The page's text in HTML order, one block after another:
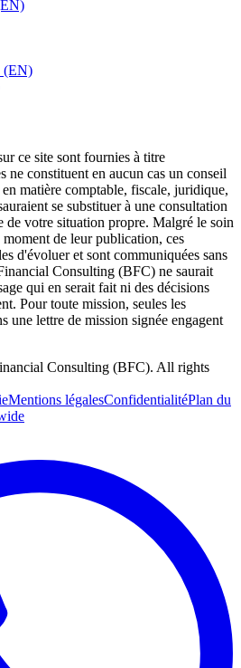
(EN)
ce site sont fournies à titre
ne constituent en aucun cas un conseil
matière comptable, fiscale, juridique,
se substituer à une consultation
de votre situation propre. Malgré le soin
de leur publication, ces
d'évoluer et sont communiquées sans
Consulting (BFC) ne saurait
qui en serait fait ni des décisions
Pour toute mission, seules les
une lettre de mission signée engagent
Consulting (BFC). All rights
Mentions légalesConfidentialitéPlan du